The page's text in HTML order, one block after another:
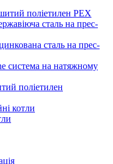
поліетилен PEX
сталь на прес-
сталь на прес-
система на натяжному
поліетилен
котли